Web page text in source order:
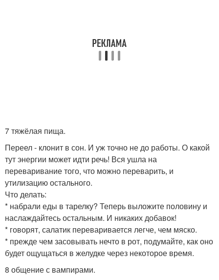
7 тяжёлая пища.
Переел - клонит в сон. И уж точно не до работы. О какой
тут энергии может идти речь! Вся ушла на
переваривание того, что можно переварить, и
утилизацию остального.
Что делать:
* набрали еды в тарелку? Теперь выложите половину и
наслаждайтесь остальным. И никаких добавок!
* говорят, салатик переваривается легче, чем мяско.
* прежде чем засовывать нечто в рот, подумайте, как оно
будет ощущаться в желудке через некоторое время.
8 общение с вампирами.